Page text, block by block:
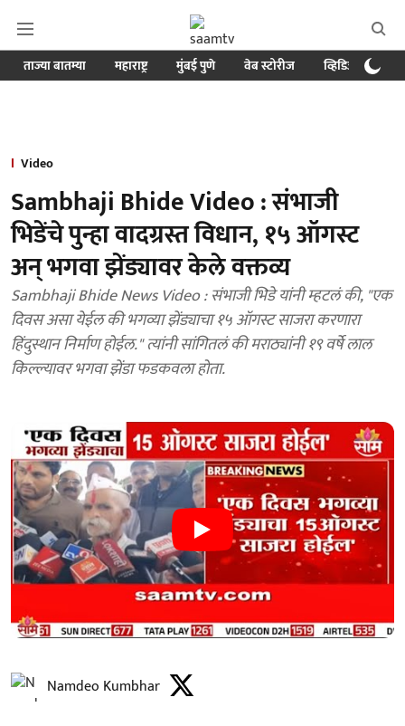
ताज्या बातम्या महाराष्ट्र मुंबई पुणे वेब स्टोरीज व्हिडिओ
Video
Sambhaji Bhide Video : संभाजी
भिडेंचे पुन्हा वादग्रस्त विधान, १५ ऑगस्ट
अन् भगवा झेंड्यावर केले वक्तव्य
Sambhaji Bhide News Video : संभाजी भिडे यांनी म्हटलं की, "एक
दिवस असा येईल की भगव्या झेंड्याचा १५ ऑगस्ट साजरा करणारा
हिंदुस्थान निर्माण होईल." त्यांनी सांगितलं की मराठ्यांनी १९ वर्षे लाल
किल्ल्यावर भगवा झेंडा फडकवला होता.
Namdeo Kumbhar